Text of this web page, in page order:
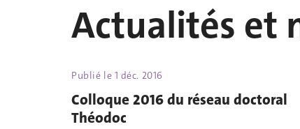
Actualités et
Publié le 1 déc. 2016
Colloque 2016 du réseau doctoral
Théodoc